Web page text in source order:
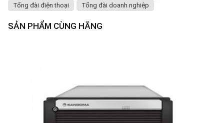
Tổng đài điện thoại
Tổng đài doanh nghiệp
SẢN PHẨM CÙNG HÃNG